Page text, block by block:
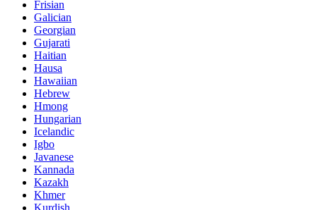
Frisian
Galician
Georgian
Gujarati
Haitian
Hausa
Hawaiian
Hebrew
Hmong
Hungarian
Icelandic
Igbo
Javanese
Kannada
Kazakh
Khmer
Kurdish